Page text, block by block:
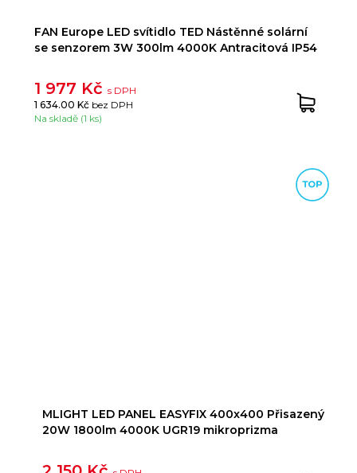
FAN Europe LED svítidlo TED Nástěnné solární
se senzorem 3W 300lm 4000K Antracitová IP54
1 977 Kčs DPH
1 634.00 Kč bez DPH
Na skladě (1 ks)
MLIGHT LED PANEL EASYFIX 400x400 Přisazený
20W 1800lm 4000K UGR19 mikroprizma